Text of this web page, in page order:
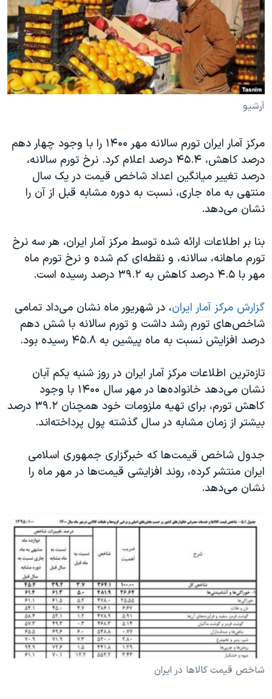
فرهنگ و زندگی
حقوق شهروندی
اقتصادی
علم و فناوری
آرشیو پخش زنده
مستندها
انتخابات ریاست جمهوری آمریکا ۲۰۲۴
حمله جمهوری اسلامی به اسرائیل
رمز مهسا
مجموعه مستندهای دادخواهی
تریبونال مردمی آبان ۹۸
دادگاه حمید نوری
چهل سال گروگان‌گیری
اعتراضات مردمی آبان ۹۸
اسرائیل در جنگ
همایش محافظه‌کاران آمریکا «سی‌پک»
صفحه‌های ویژه
دنبال کنید
زبانهای مختلف
آرشیو
مرکز آمار ایران تورم سالانه مهر ۱۴۰۰ را با وجود چهار دهم
درصد کاهش، ۴۵.۴ درصد اعلام کرد. نرخ تورم سالانه،
درصد تغییر میانگین اعداد شاخص قیمت در یک سال
منتهی به ماه جاری، نسبت به دوره مشابه قبل از آن را
نشان می‌دهد.
بنا بر اطلاعات ارائه‌ شده توسط مرکز آمار ایران، هر سه نرخ
تورم ماهانه، سالانه، و نقطه‌ای کم شده و نرخ تورم ماه
مهر با ۴.۵ درصد کاهش به ۳۹.۲ درصد رسیده است.
گزارش مرکز آمار ایران، در شهریور ماه نشان می‌داد تمامی
شاخص‌های تورم رشد داشت و تورم سالانه با شش دهم
درصد افزایش نسبت به ماه پیشین به ۴۵.۸ رسیده بود.
تازه‌ترین اطلاعات مرکز آمار ایران در روز شنبه یکم آبان
نشان می‌دهد خانواده‌ها در مهر سال ۱۴۰۰ با وجود
کاهش تورم، برای تهیه ملزومات خود همچنان ۳۹.۲ درصد
بیشتر از زمان مشابه در سال گذشته پول پرداخته‌اند.
جدول شاخص قیمت‌ها که خبرگزاری جمهوری اسلامی
ایران منتشر کرده، روند افزایشی قیمت‌ها در مهر ماه را
نشان می‌دهد.
شاخص قیمت کالاها در ایران